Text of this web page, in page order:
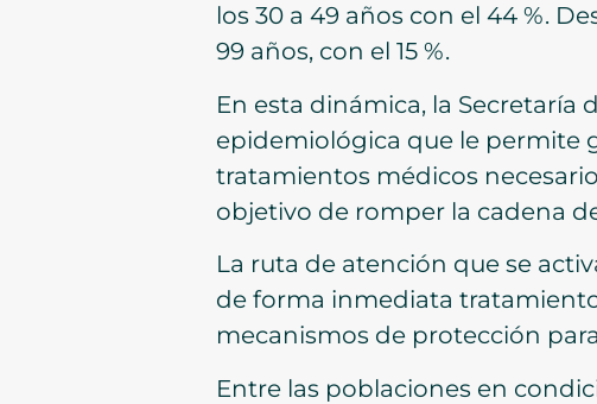
los 30 a 49 años con el 44 %.
99 años, con el 15 %.
En esta dinámica, la Secretaría
epidemiológica que le permite
tratamientos médicos
objetivo de romper la cadena
La ruta de atención que se
de forma inmediata
mecanismos de protección
Entre las poblaciones en